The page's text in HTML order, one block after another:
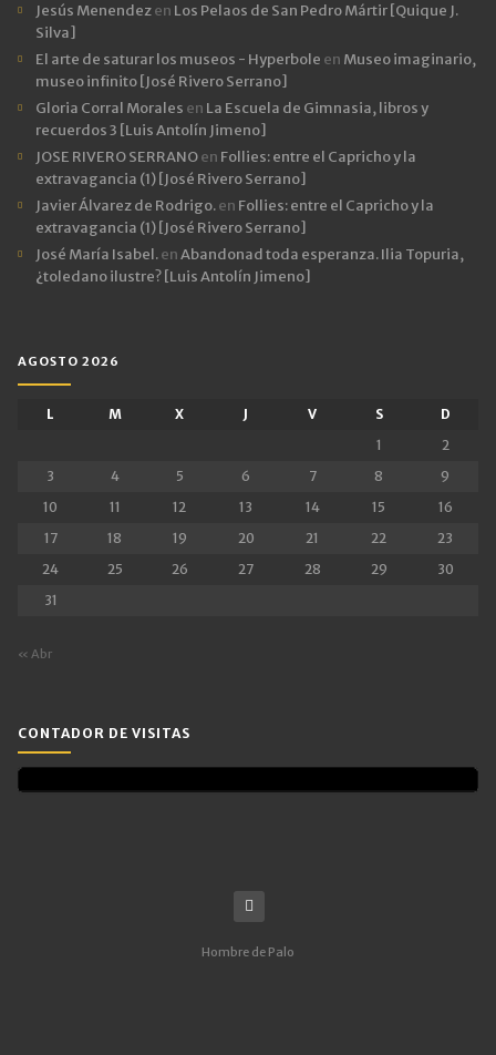
Jesús Menendezen Los Pelaos de San Pedro Mártir [Quique J.
Silva]
El arte de saturar los museos - Hyperbole en Museo imaginario,
museo infinito [José Rivero Serrano]
Gloria Corral Morales en La Escuela de Gimnasia, libros y
recuerdos 3 [Luis Antolín Jimeno]
JOSE RIVERO SERRANOen Follies: entre el Capricho y la
extravagancia (1) [José Rivero Serrano]
Javier Álvarez de Rodrigo.en Follies: entre el Capricho y la
extravagancia (1) [José Rivero Serrano]
José María Isabel.enAbandonad toda esperanza. Ilia Topuria,
¿toledano ilustre? [Luis Antolín Jimeno]
AGOSTO 2026
L M X J V S
D
1
2
3
4 5 6 7 8
9
10
11 12 13 14 15
16
17
18 19 20 21 22
23
24
25 26 27 28 29
30
31
« Abr
CONTADOR DE VISITAS
Hombre de Palo